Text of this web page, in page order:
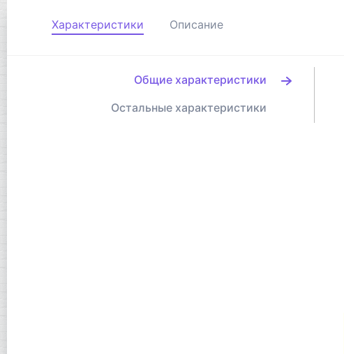
Характеристики Описание
Общие характеристики
Остальные характеристики